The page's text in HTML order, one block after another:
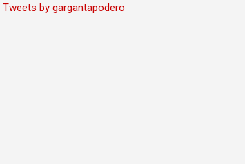
Tweets by gargantapodero